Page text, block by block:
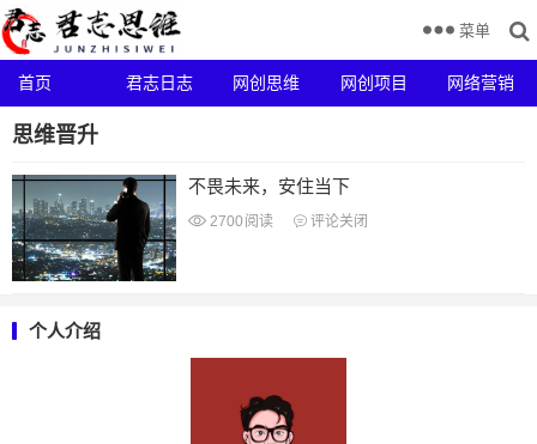
首页 君志日志 网创思维 网创项目 网络营销
菜单
思维晋升
不畏未来，安住当下
2700 阅读 评论关闭
个人介绍